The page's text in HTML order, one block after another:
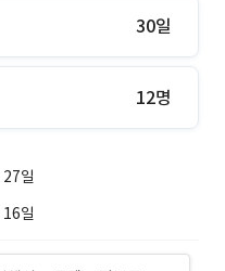
30일
12명
일
일